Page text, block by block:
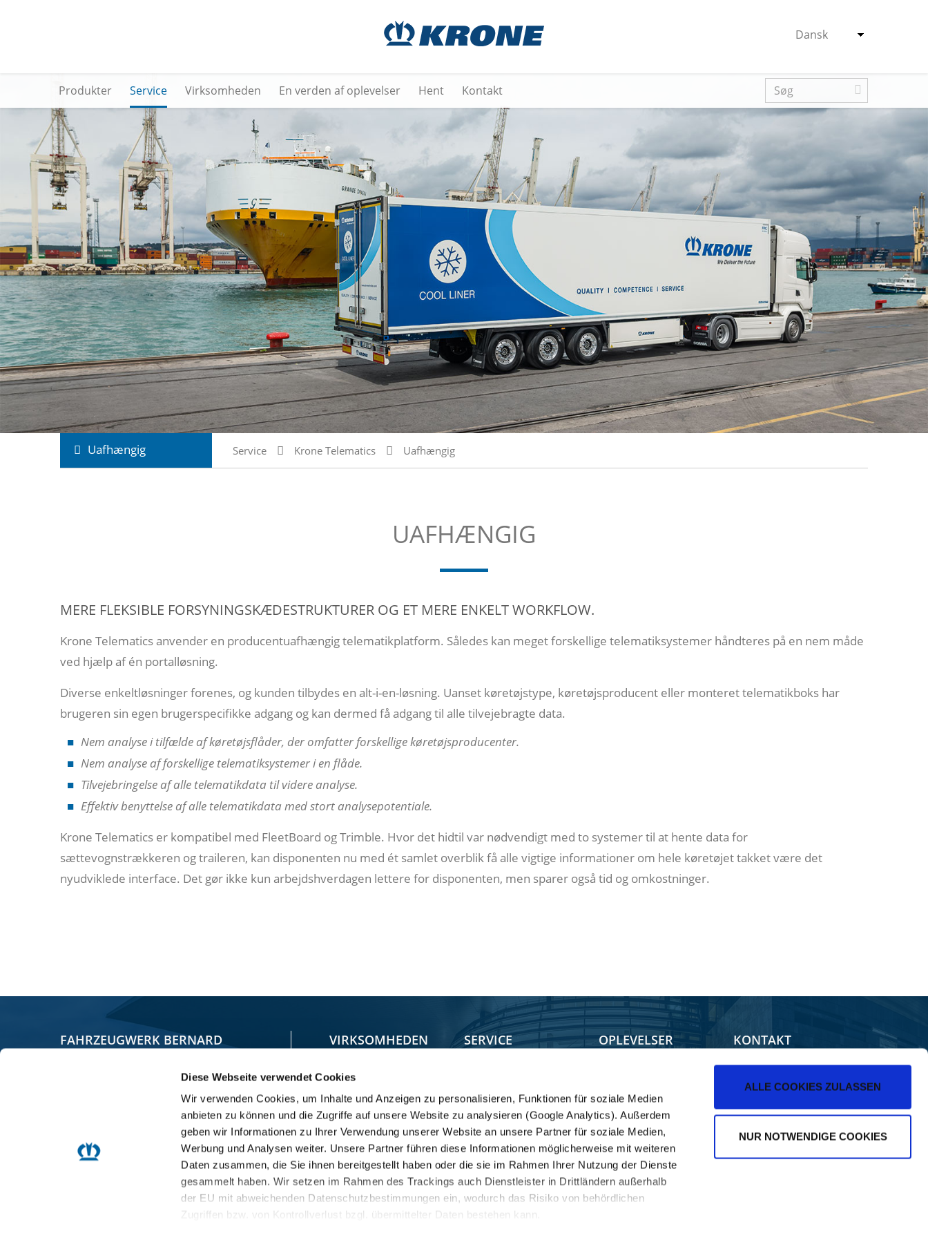
Diese Webseite verwendet Cookies
Wir verwenden Cookies, um Inhalte und Anzeigen zu personalisieren, Funktionen für soziale Medien
anbieten zu können und die Zugriffe auf unsere Website zu analysieren (Google Analytics). Außerdem
geben wir Informationen zu Ihrer Verwendung unserer Website an unsere Partner für soziale Medien,
Werbung und Analysen weiter. Unsere Partner führen diese Informationen möglicherweise mit weiteren
Daten zusammen, die Sie ihnen bereitgestellt haben oder die sie im Rahmen Ihrer Nutzung der Dienste
gesammelt haben. Wir setzen im Rahmen des Trackings auch Dienstleister in Drittländern außerhalb
der EU mit abweichenden Datenschutzbestimmungen ein, wodurch das Risiko von behördlichen
Zugriffen bzw. von Kontrollverlust bzgl. übermittelter Daten bestehen kann.
ALLE COOKIES ZULASSEN
NUR NOTWENDIGE COOKIES
Produkter Service Virksomheden En verden af oplevelser Hent Kontakt
Uafhængig Service Krone Telematics Uafhængig
UAFHÆNGIG
MERE FLEKSIBLE FORSYNINGSKÆDESTRUKTURER OG ET MERE ENKELT WORKFLOW.
Krone Telematics anvender en producentuafhængig telematikplatform. Således kan meget forskellige telematiksystemer håndteres på en nem måde
ved hjælp af én portalløsning.
Diverse enkeltløsninger forenes, og kunden tilbydes en alt-i-en-løsning. Uanset køretøjstype, køretøjsproducent eller monteret telematikboks har
brugeren sin egen brugerspecifikke adgang og kan dermed få adgang til alle tilvejebragte data.
Nem analyse i tilfælde af køretøjsflåder, der omfatter forskellige køretøjsproducenter.
Nem analyse af forskellige telematiksystemer i en flåde.
Tilvejebringelse af alle telematikdata til videre analyse.
Effektiv benyttelse af alle telematikdata med stort analysepotentiale.
Krone Telematics er kompatibel med FleetBoard og Trimble. Hvor det hidtil var nødvendigt med to systemer til at hente data for
sættevognstrækkeren og traileren, kan disponenten nu med ét samlet overblik få alle vigtige informationer om hele køretøjet takket være det
nyudviklede interface. Det gør ikke kun arbejdshverdagen lettere for disponenten, men sparer også tid og omkostninger.
FAHRZEUGWERK BERNARD
Bernard-Krone-Straße 1
49757 Werlte, GERMANY
+49 5951 209-0
+49 5951 209 98-268
info.nfz@krone.de
VIRKSOMHEDEN
Lokaliteter
Køretøjsgruppen
Filosofi
KRONE-gruppen
Compliance /
Whistleblowing
SERVICE
Reservedele
Mobility
Fair Care
Finance
Trailer Point
Kundeservice
OPLEVELSER
TrailerForum
KRONE Apps
KONTAKT
Salg